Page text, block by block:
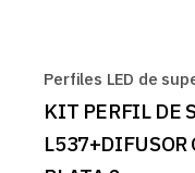
Perfiles LED de
KIT PERFIL DE
L537+DIFUSOR